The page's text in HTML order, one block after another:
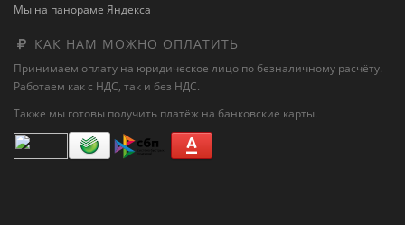
Мы на панораме Яндекса
КАК НАМ МОЖНО ОПЛАТИТЬ
Принимаем оплату на юридическое лицо по безналичному расчёту.
Работаем как с НДС, так и без НДС.
Также мы готовы получить платёж на банковские карты.